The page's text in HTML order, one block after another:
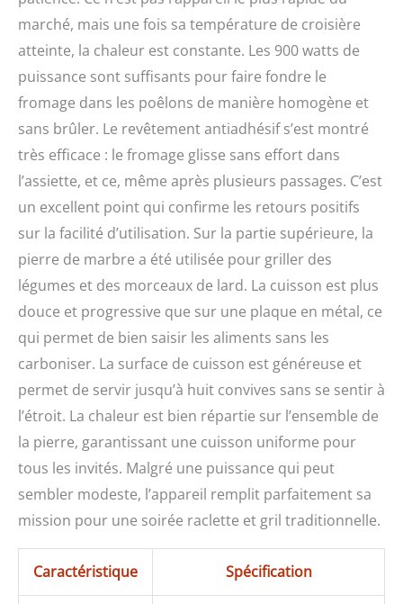
marché, mais une fois sa température de croisière
atteinte, la chaleur est constante. Les 900 watts de
puissance sont suffisants pour faire fondre le
fromage dans les poêlons de manière homogène et
sans brûler. Le revêtement antiadhésif s’est montré
très efficace : le fromage glisse sans effort dans
l’assiette, et ce, même après plusieurs passages. C’est
un excellent point qui confirme les retours positifs
sur la facilité d’utilisation. Sur la partie supérieure, la
pierre de marbre a été utilisée pour griller des
légumes et des morceaux de lard. La cuisson est plus
douce et progressive que sur une plaque en métal, ce
qui permet de bien saisir les aliments sans les
carboniser. La surface de cuisson est généreuse et
permet de servir jusqu’à huit convives sans se sentir à
l’étroit. La chaleur est bien répartie sur l’ensemble de
la pierre, garantissant une cuisson uniforme pour
tous les invités. Malgré une puissance qui peut
sembler modeste, l’appareil remplit parfaitement sa
mission pour une soirée raclette et gril traditionnelle.
Caractéristique Spécification